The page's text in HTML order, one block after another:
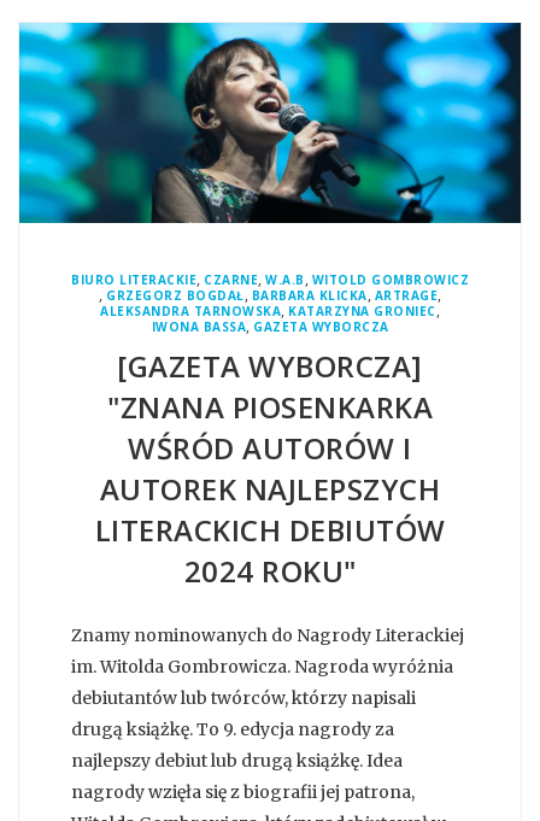
BIURO LITERACKIE, CZARNE, W.A.B , WITOLD GOMBROWICZ
, GRZEGORZ BOGDAŁ, BARBARA KLICKA, ARTRAGE,
ALEKSANDRA TARNOWSKA, KATARZYNA GRONIEC,
IWONA BASSA, GAZETA WYBORCZA
[GAZETA WYBORCZA]
"ZNANA PIOSENKARKA
WŚRÓD AUTORÓW I
AUTOREK NAJLEPSZYCH
LITERACKICH DEBIUTÓW
2024 ROKU"
Znamy nominowanych do Nagrody Literackiej
im. Witolda Gombrowicza. Nagroda wyróżnia
debiutantów lub twórców, którzy napisali
drugą książkę. To 9. edycja nagrody za
najlepszy debiut lub drugą książkę. Idea
nagrody wzięła się z biografii jej patrona,